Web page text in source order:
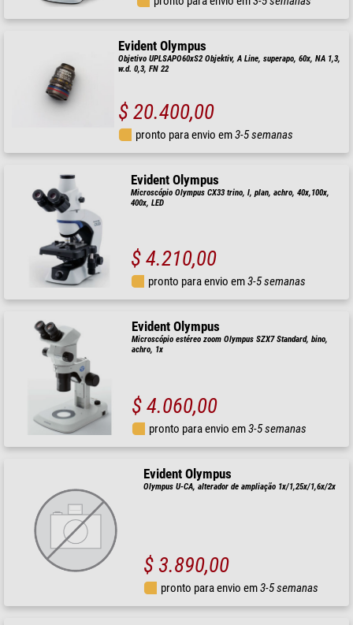
Evident Olympus
Objetivo UPLSAPO60xS2 Objektiv, A Line, superapo, 60x, NA 1,3,
w.d. 0,3, FN 22
$ 20.400,00
pronto para envio em3-5 semanas
Evident Olympus
Microscópio Olympus CX33 trino, l, plan, achro, 40x,100x,
400x, LED
$ 4.210,00
pronto para envio em3-5 semanas
Evident Olympus
Microscópio estéreo zoom Olympus SZX7 Standard, bino,
achro, 1x
$ 4.060,00
pronto para envio em3-5 semanas
Evident Olympus
Olympus U-CA, alterador de ampliação 1x/1,25x/1,6x/2x
$ 3.890,00
pronto para envio em3-5 semanas